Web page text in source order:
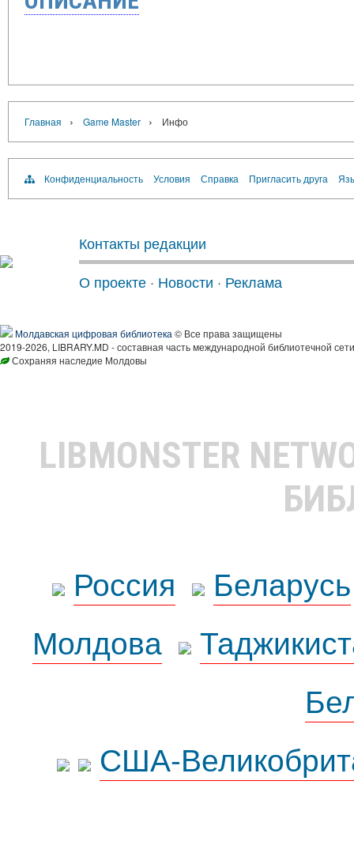
Главная › Game Master › Инфо
Конфиденциальность Условия Справка Пригласить друга
Контакты редакции
О проекте · Новости · Реклама
Молдавская цифровая библиотека © Все права защищены
2019-2026, LIBRARY.MD - составная часть международной библиотечной
Сохраняя наследие Молдовы
LIBMONSTER
Россия
Беларусь
Молдова
США-